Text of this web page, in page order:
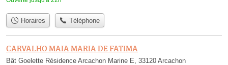
Horaires Téléphone
CARVALHO MAIA MARIA DE FATIMA
Bât Goelette Résidence Arcachon Marine E, 33120 Arcachon